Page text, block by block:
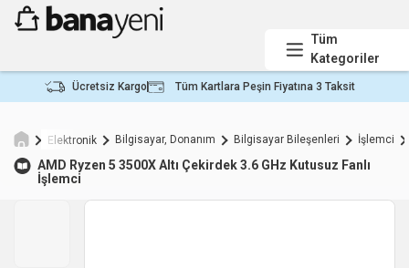
Tüm
Kategoriler
Ücretsiz Kargo Tüm Kartlara Peşin Fiyatına 3 Taksit
Elektronik Bilgisayar, Donanım Bilgisayar Bileşenleri İşlemci
AMD Ryzen 5 3500X Altı Çekirdek 3.6 GHz Kutusuz Fanlı
İşlemci